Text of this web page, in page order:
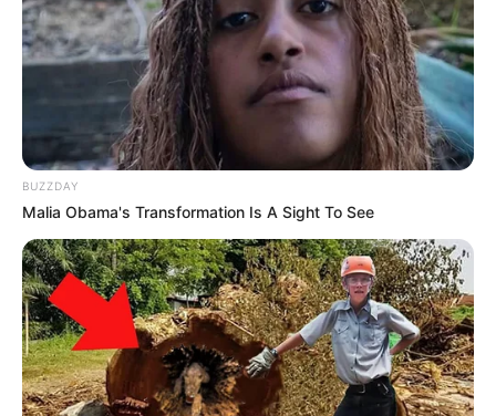
BUZZDAY
Malia Obama's Transformation Is A Sight To See